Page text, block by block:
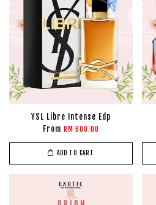
YSL Libre Intense Edp
From RM 600.00
ADD TO CART